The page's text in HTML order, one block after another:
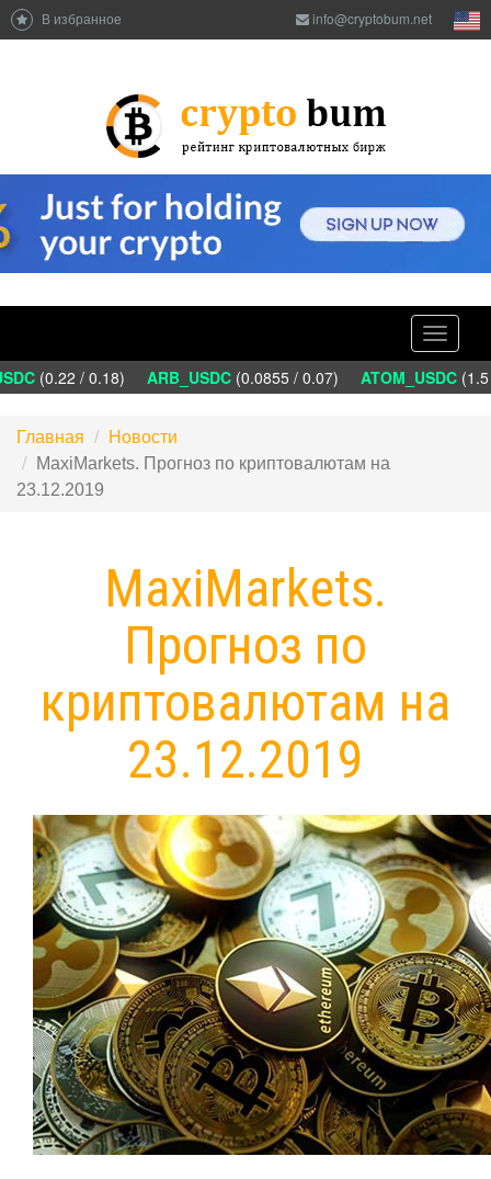
В избранное info@cryptobum.net
Toggle
(0.22 / 0.18) ARB_USDC(0.0855 / 0.07) ATOM_USDC(1.5
Главная
Новости
MaxiMarkets. Прогноз по криптовалютам на
23.12.2019
MaxiMarkets.
Прогноз по
криптовалютам на
23.12.2019